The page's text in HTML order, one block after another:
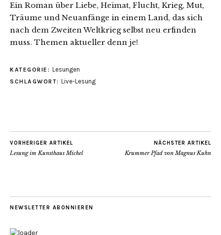
Ein Roman über Liebe, Heimat, Flucht, Krieg, Mut,
Träume und Neuanfänge in einem Land, das sich
nach dem Zweiten Weltkrieg selbst neu erfinden
muss. Themen aktueller denn je!
KATEGORIE: Lesungen
SCHLAGWORT: Live-Lesung
VORHERIGER ARTIKEL
Lesung im Kunsthaus Michel
NÄCHSTER ARTIKEL
Krummer Pfad von Magnus Kuhn
NEWSLETTER ABONNIEREN